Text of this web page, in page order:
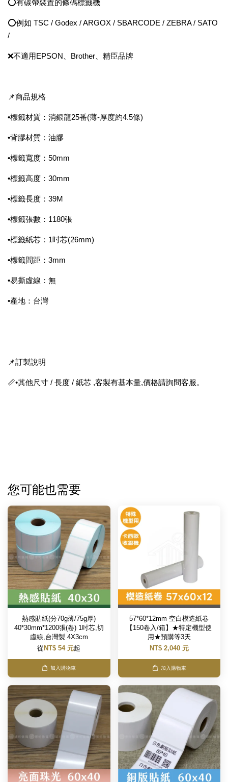
⭕有碳帶裝置的條碼標籤機
⭕例如 TSC / Godex / ARGOX / SBARCODE / ZEBRA / SATO
/
❌不適用EPSON、Brother、精臣品牌
📌商品規格
•標籤材質：消銀龍25番(薄-厚度約4.5條)
•背膠材質：油膠
•標籤寬度：50mm
•標籤高度：30mm
•標籤長度：39M
•標籤張數：1180張
•標籤紙芯：1吋芯(26mm)
•標籤間距：3mm
•易撕虛線：無
•產地：台灣
📌訂製說明
📏•其他尺寸 / 長度 / 紙芯 ,客製有基本量,價格請詢問客服。
您可能也需要
熱感貼紙(分70g薄/75g厚)
40*30mm*1200張(卷) 1吋芯,切
虛線,台灣製 4X3cm
從 NT$ 54 元起
加入購物車
57*60*12mm 空白模造紙卷
【150卷入/箱】★特定機型使
用★預購等3天
NT$ 2,040 元
加入購物車